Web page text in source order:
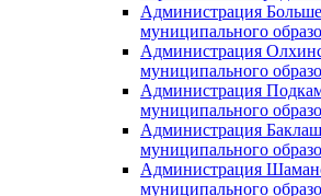
Администрация
муниципального
Администрация
муниципального
Администрация
муниципального
Администрация
муниципального
Администрация
муниципального